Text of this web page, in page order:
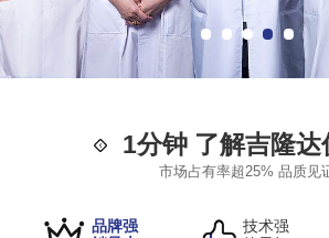
1分钟 了解吉隆达
市场占有率超25% 品质见
品牌强
技术强